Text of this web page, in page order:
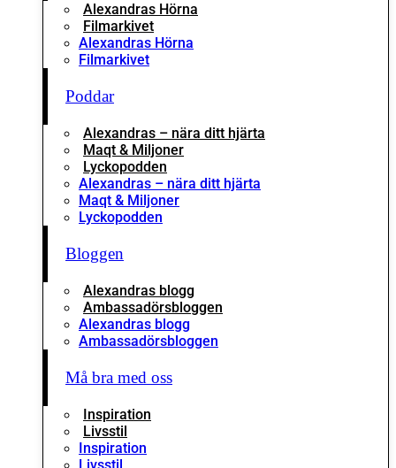
Alexandras Hörna
Filmarkivet
Alexandras Hörna
Filmarkivet
Poddar
Alexandras – nära ditt hjärta
Maqt & Miljoner
Lyckopodden
Alexandras – nära ditt hjärta
Maqt & Miljoner
Lyckopodden
Bloggen
Alexandras blogg
Ambassadörsbloggen
Alexandras blogg
Ambassadörsbloggen
Må bra med oss
Inspiration
Livsstil
Inspiration
Livsstil